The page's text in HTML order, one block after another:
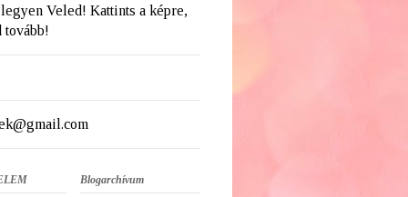
Veled! Kattints a képre,
tovább!
Blogarchívum